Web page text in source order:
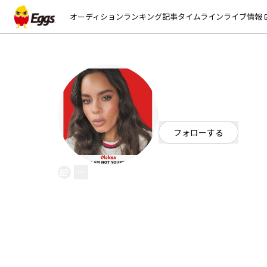
オーディションランキング記事タイムラインライブ情報
フォローする